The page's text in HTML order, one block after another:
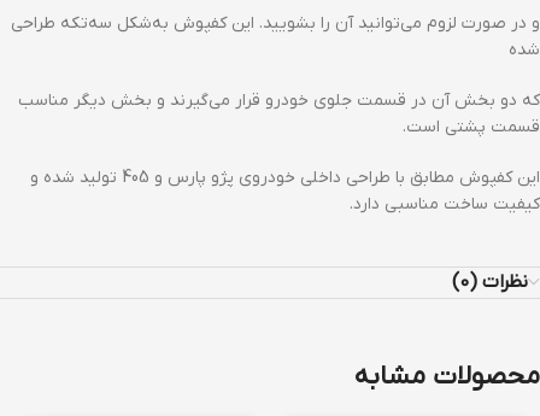
و در صورت لزوم می‌توانید آن را بشویید. این کفپوش به‌شکل سه‌تکه طراحی
شده
که دو بخش آن در قسمت جلوی خودرو قرار می‌گیرند و بخش دیگر مناسب
قسمت پشتی است.
این کفپوش مطابق با طراحی داخلی خودروی پژو پارس و 405 تولید شده و
کیفیت ساخت مناسبی دارد.
نظرات (0)
محصولات مشابه